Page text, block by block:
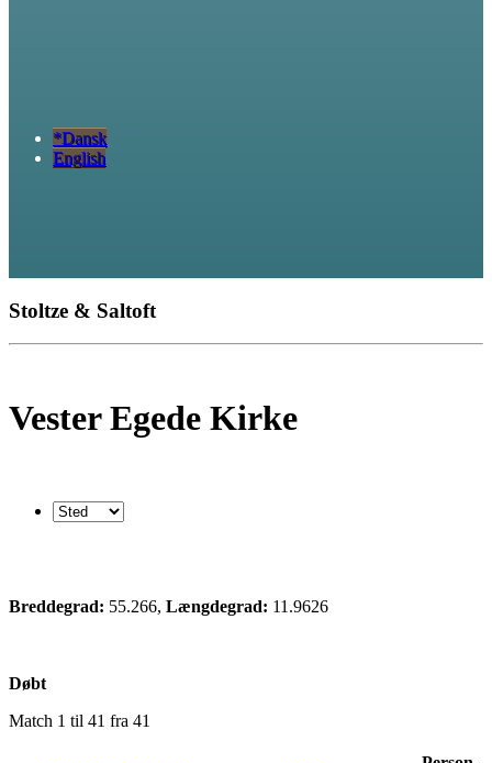
*Dansk
English
Stoltze & Saltoft
Vester Egede Kirke
Breddegrad: 55.266, Længdegrad: 11.9626
Døbt
Match 1 til 41 fra 41